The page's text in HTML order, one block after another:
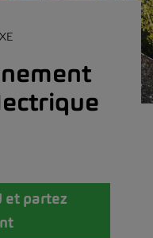
et partez